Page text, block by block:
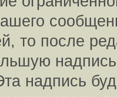
то после
надпись